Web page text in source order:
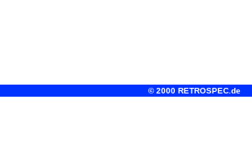
© 2000 RETROSPEC.de